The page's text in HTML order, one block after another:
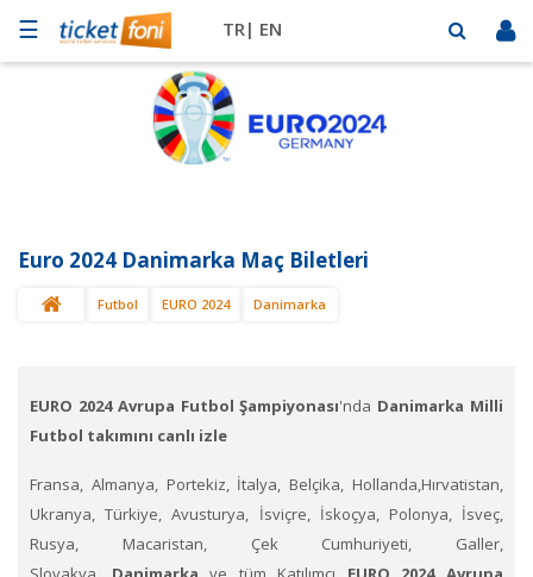
☰ TR| EN
Mekanlar
Diğer
SAT
Euro 2024 Danimarka Maç Biletleri
Futbol EURO 2024 Danimarka
EURO 2024 Avrupa Futbol Şampiyonası'nda Danimarka Milli
Futbol takımını canlı izle
Fransa, Almanya, Portekiz, İtalya, Belçika, Hollanda,Hırvatistan,
Ukranya, Türkiye, Avusturya, İsviçre, İskoçya, Polonya, İsveç,
Rusya, Macaristan, Çek Cumhuriyeti, Galler,